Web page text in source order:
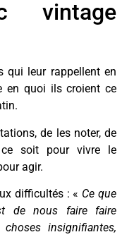
qui leur rappellent en
en quoi ils croient ce
de les noter, de
soit pour vivre le
agir.
difficultés : « Ce que
de nous faire faire
insignifiantes,